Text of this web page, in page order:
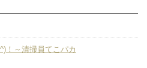
！～清掃員てこパカ